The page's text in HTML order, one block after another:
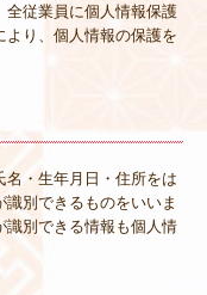
全従業員に個人情報保護
り、個人情報の保護を
・生年月日・住所をは
別できるものをいいま
識別できる情報も個人情